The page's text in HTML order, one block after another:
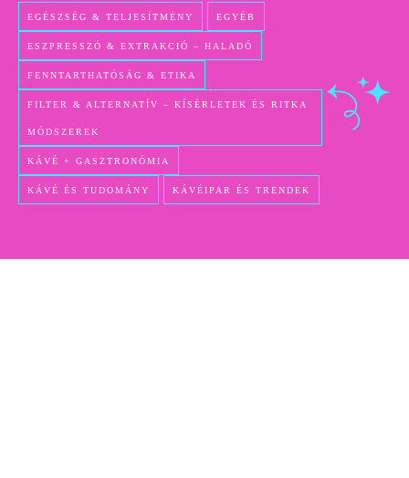
EGÉSZSÉG & TELJESÍTMÉNY EGYÉB
ESZPRESSZÓ & EXTRAKCIÓ – HALADÓ
FENNTARTHATÓSÁG & ETIKA
FILTER & ALTERNATÍV – KÍSÉRLETEK ÉS RITKA
MÓDSZEREK
KÁVÉ + GASZTRONÓMIA
KÁVÉ ÉS TUDOMÁNY KÁVÉIPAR ÉS TRENDEK